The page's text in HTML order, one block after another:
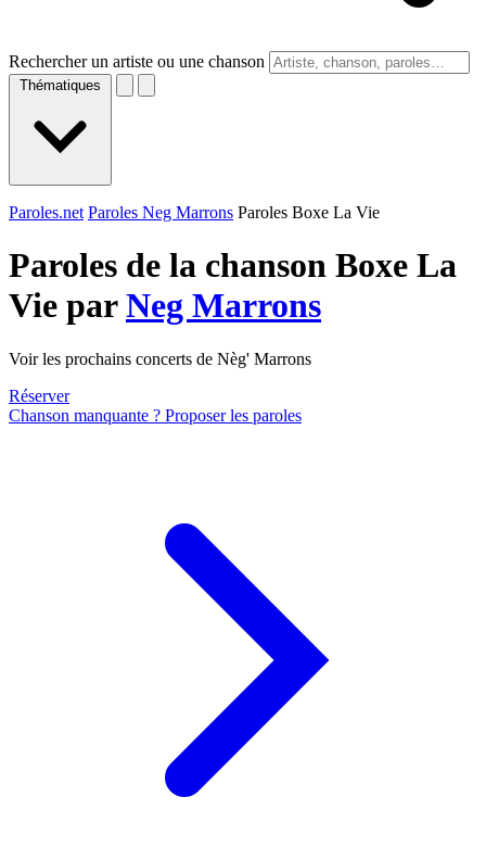
Rechercher un artiste ou une chanson
Thématiques
Paroles.net Paroles Neg Marrons Paroles Boxe La Vie
Paroles de la chanson Boxe La
Vie parNeg Marrons
Voir les prochains concerts de Nèg' Marrons
Réserver
Chanson manquante ? Proposer les paroles